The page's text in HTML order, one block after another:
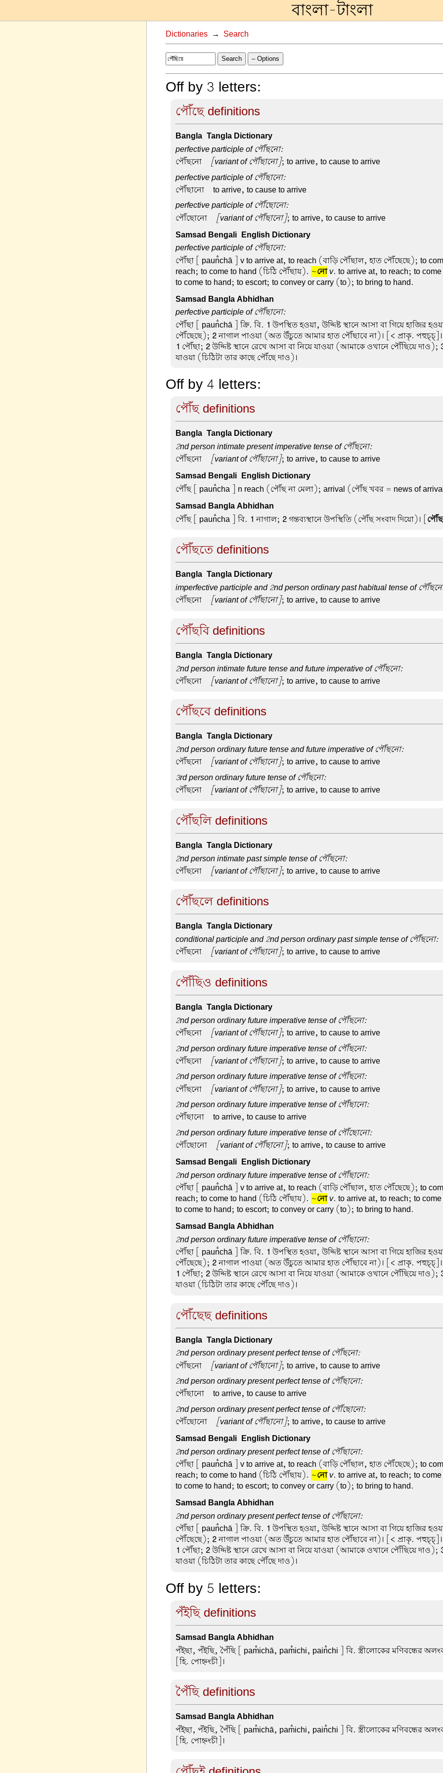
বাংলা-টাংলা
Dictionaries→ Search
Search – Options
Off by 3 letters:
পৌঁছে definitions
Bangla-Tangla Dictionary
perfective participle of পৌঁছনো:
পৌঁছনো – [variant of পৌঁছানো]; to arrive, to cause to arrive
perfective participle of পৌঁছানো:
পৌঁছানো – to arrive, to cause to arrive
perfective participle of পৌঁছোনো:
পৌঁছোনো – [variant of পৌঁছানো]; to arrive, to cause to arrive
Samsad Bengali-English Dictionary
perfective participle of পৌঁছানো:
পৌঁছা[ paun̐chā ] v to arrive at, to reach (বাড়ি পৌঁছাল, হাত পৌঁছেছে); to
reach; to come to hand (চিঠি পৌঁছায়). ~নো v. to arrive at, to reach; to
to come to hand; to escort; to convey or carry (to); to bring to hand.
Samsad Bangla Abhidhan
perfective participle of পৌঁছানো:
পৌঁছা[ paun̐chā ] ক্রি. বি. 1 উপস্থিত হওয়া, উদ্দিষ্ট স্থানে আসা বা গিয়ে হাজির
পৌঁছেছে); 2নাগাল পাওয়া (অত উঁচুতে আমার হাত পৌঁছাবে না)। [< প্রাকৃ. পহুচ্চ্]।
1 পৌঁছা; 2উদ্দিষ্ট স্থানে রেখে আসা বা নিয়ে যাওয়া (আমাকে ওখানে পৌঁছিয়ে দাও);
যাওয়া (চিঠিটা তার কাছে পৌঁছে দাও)।
Off by 4 letters:
পৌঁছ definitions
Bangla-Tangla Dictionary
2nd person intimate present imperative tense of পৌঁছনো:
পৌঁছনো – [variant of পৌঁছানো]; to arrive, to cause to arrive
Samsad Bengali-English Dictionary
পৌঁছ[ paun̐cha ] n reach (পৌঁছ না মেলা); arrival (পৌঁছ খবর = news of
Samsad Bangla Abhidhan
পৌঁছ[ paun̐cha ] বি. 1 নাগাল; 2গন্তব্যস্থানে উপস্থিতি (পৌঁছ সংবাদ দিয়ো)। [
পৌঁছতে definitions
Bangla-Tangla Dictionary
imperfective participle and 2nd person ordinary past habitual tense of
পৌঁছনো – [variant of পৌঁছানো]; to arrive, to cause to arrive
পৌঁছবি definitions
Bangla-Tangla Dictionary
2nd person intimate future tense and future imperative of পৌঁছনো:
পৌঁছনো – [variant of পৌঁছানো]; to arrive, to cause to arrive
পৌঁছবে definitions
Bangla-Tangla Dictionary
2nd person ordinary future tense and future imperative of পৌঁছনো:
পৌঁছনো – [variant of পৌঁছানো]; to arrive, to cause to arrive
3rd person ordinary future tense of পৌঁছনো:
পৌঁছনো – [variant of পৌঁছানো]; to arrive, to cause to arrive
পৌঁছলি definitions
Bangla-Tangla Dictionary
2nd person intimate past simple tense of পৌঁছনো:
পৌঁছনো – [variant of পৌঁছানো]; to arrive, to cause to arrive
পৌঁছলে definitions
Bangla-Tangla Dictionary
conditional participle and 2nd person ordinary past simple tense of পৌঁছনো:
পৌঁছনো – [variant of পৌঁছানো]; to arrive, to cause to arrive
পৌঁছিও definitions
Bangla-Tangla Dictionary
2nd person ordinary future imperative tense of পৌঁছনো:
পৌঁছনো – [variant of পৌঁছানো]; to arrive, to cause to arrive
2nd person ordinary future imperative tense of পৌঁছনো:
পৌঁছনো – [variant of পৌঁছানো]; to arrive, to cause to arrive
2nd person ordinary future imperative tense of পৌঁছনো:
পৌঁছনো – [variant of পৌঁছানো]; to arrive, to cause to arrive
2nd person ordinary future imperative tense of পৌঁছানো:
পৌঁছানো – to arrive, to cause to arrive
2nd person ordinary future imperative tense of পৌঁছোনো:
পৌঁছোনো – [variant of পৌঁছানো]; to arrive, to cause to arrive
Samsad Bengali-English Dictionary
2nd person ordinary future imperative tense of পৌঁছানো:
পৌঁছা[ paun̐chā ] v to arrive at, to reach (বাড়ি পৌঁছাল, হাত পৌঁছেছে); to
reach; to come to hand (চিঠি পৌঁছায়). ~নো v. to arrive at, to reach; to
to come to hand; to escort; to convey or carry (to); to bring to hand.
Samsad Bangla Abhidhan
2nd person ordinary future imperative tense of পৌঁছানো:
পৌঁছা[ paun̐chā ] ক্রি. বি. 1 উপস্থিত হওয়া, উদ্দিষ্ট স্থানে আসা বা গিয়ে হাজির
পৌঁছেছে); 2নাগাল পাওয়া (অত উঁচুতে আমার হাত পৌঁছাবে না)। [< প্রাকৃ. পহুচ্চ্]।
1 পৌঁছা; 2উদ্দিষ্ট স্থানে রেখে আসা বা নিয়ে যাওয়া (আমাকে ওখানে পৌঁছিয়ে দাও);
যাওয়া (চিঠিটা তার কাছে পৌঁছে দাও)।
পৌঁছেছ definitions
Bangla-Tangla Dictionary
2nd person ordinary present perfect tense of পৌঁছনো:
পৌঁছনো – [variant of পৌঁছানো]; to arrive, to cause to arrive
2nd person ordinary present perfect tense of পৌঁছানো:
পৌঁছানো – to arrive, to cause to arrive
2nd person ordinary present perfect tense of পৌঁছোনো:
পৌঁছোনো – [variant of পৌঁছানো]; to arrive, to cause to arrive
Samsad Bengali-English Dictionary
2nd person ordinary present perfect tense of পৌঁছানো:
পৌঁছা[ paun̐chā ] v to arrive at, to reach (বাড়ি পৌঁছাল, হাত পৌঁছেছে); to
reach; to come to hand (চিঠি পৌঁছায়). ~নো v. to arrive at, to reach; to
to come to hand; to escort; to convey or carry (to); to bring to hand.
Samsad Bangla Abhidhan
2nd person ordinary present perfect tense of পৌঁছানো:
পৌঁছা[ paun̐chā ] ক্রি. বি. 1 উপস্থিত হওয়া, উদ্দিষ্ট স্থানে আসা বা গিয়ে হাজির
পৌঁছেছে); 2নাগাল পাওয়া (অত উঁচুতে আমার হাত পৌঁছাবে না)। [< প্রাকৃ. পহুচ্চ্]।
1 পৌঁছা; 2উদ্দিষ্ট স্থানে রেখে আসা বা নিয়ে যাওয়া (আমাকে ওখানে পৌঁছিয়ে দাও);
যাওয়া (চিঠিটা তার কাছে পৌঁছে দাও)।
Off by 5 letters:
পঁইছি definitions
Samsad Bangla Abhidhan
পঁইছা, পঁইছি, পৈঁছি[ pam̐ichā, pam̐ichi, pain̐chi ] বি. স্ত্রীলোকের মণিবন্ধের
[হি. পোহ্নংচী]।
পৈঁছি definitions
Samsad Bangla Abhidhan
পঁইছা, পঁইছি, পৈঁছি[ pam̐ichā, pam̐ichi, pain̐chi ] বি. স্ত্রীলোকের মণিবন্ধের
[হি. পোহ্নংচী]।